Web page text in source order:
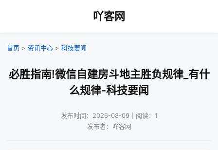
吖客网
首页 > 资讯中心 > 科技要闻
必胜指南!微信自建房斗地主胜负规律_有什
么规律-科技要闻
发布时间：2026-08-09｜阅读：1
发布者：吖客网